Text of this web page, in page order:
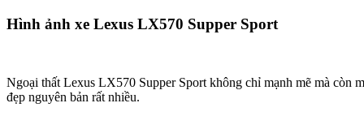
Hình ảnh xe Lexus LX570 Supper Sport
Ngoại thất Lexus LX570 Supper Sport không chỉ mạnh mẽ mà còn
đẹp nguyên bản rất nhiều.